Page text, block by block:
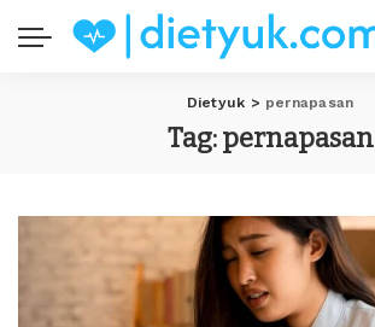
Dietyuk > pernapasan
Tag:pernapasan